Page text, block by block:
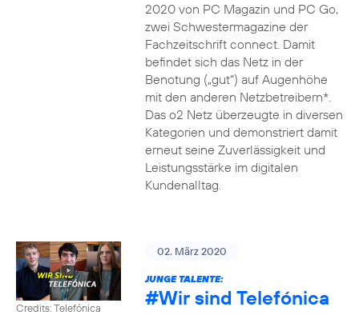
2020 von PC Magazin und PC Go,
zwei Schwestermagazine der
Fachzeitschrift connect. Damit
befindet sich das Netz in der
Benotung („gut“) auf Augenhöhe
mit den anderen Netzbetreibern*.
Das o2 Netz überzeugte in diversen
Kategorien und demonstriert damit
erneut seine Zuverlässigkeit und
Leistungsstärke im digitalen
Kundenalltag.
Credits: Telefónica
02. März 2020
JUNGE TALENTE:
#Wirsind Telefónica